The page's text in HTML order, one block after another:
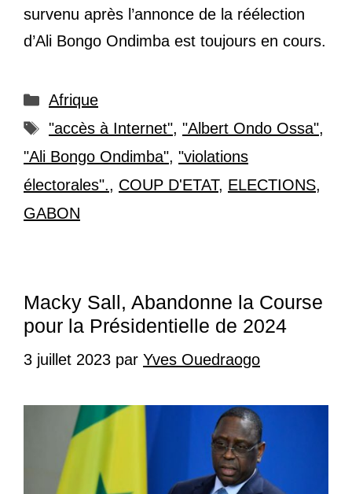
survenu après l’annonce de la réélection
d’Ali Bongo Ondimba est toujours en cours.
Catégories
Afrique
Étiquettes
"accès à Internet", "Albert Ondo Ossa",
"Ali Bongo Ondimba", "violations
électorales"., COUP D'ETAT, ELECTIONS,
GABON
Macky Sall, Abandonne la Course
pour la Présidentielle de 2024
3 juillet 2023 par Yves Ouedraogo